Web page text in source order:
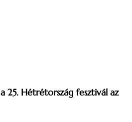
25. Hétrétország fesztivál az